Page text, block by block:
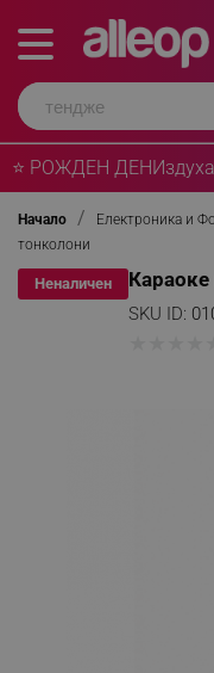
⭐ РОЖДЕН ДЕН
Начало Електроника и
тонколони
Неналичен Караоке
SKU ID: